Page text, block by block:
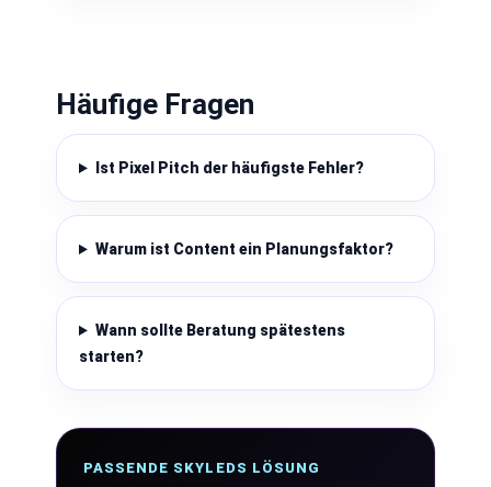
Häufige Fragen
Ist Pixel Pitch der häufigste Fehler?
Warum ist Content ein Planungsfaktor?
Wann sollte Beratung spätestens
starten?
PASSENDE SKYLEDS LÖSUNG